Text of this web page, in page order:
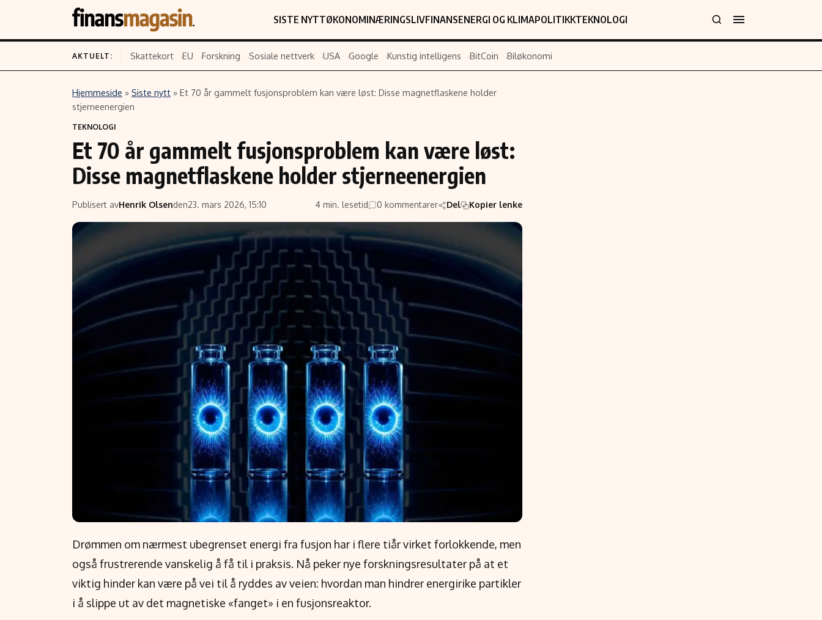
SISTE NYTTØKONOMINÆRINGSLIVFINANSENERGI OG KLIMAPOLITIKKTEKNOLOGI
Innhold
Siste nytt
Eiendom
Energi og klima
Fritid
Hav og sjømat
Økonomi
Politikk
Teknologi
Google
Kunstig intelligens
Infrastruktur
BitCoin
EU-Kommisjonen
Grønt skifte
Annonsepolicy
Retningslinjer for rettelser
Redaksjonell policy
AKTUELT: Skattekort EU Forskning Sosiale nettverk USA Google Kunstig intelligens BitCoin Biløkonomi
Hjemmeside » Siste nytt » Et 70 år gammelt fusjonsproblem kan være løst: Disse magnetflaskene holder
stjerneenergien
TEKNOLOGI
Et 70 år gammelt fusjonsproblem kan være løst:
Disse magnetflaskene holder stjerneenergien
Publisert avHenrik Olsenden23. mars 2026, 15:10 4 min. lesetid 0 kommentarer Del Kopier lenke
Drømmen om nærmest ubegrenset energi fra fusjon har i flere tiår virket forlokkende, men
også frustrerende vanskelig å få til i praksis. Nå peker nye forskningsresultater på at et
viktig hinder kan være på vei til å ryddes av veien: hvordan man hindrer energirike partikler
i å slippe ut av det magnetiske «fanget» i en fusjonsreaktor.